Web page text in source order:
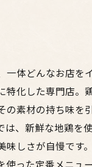
一体どんなお店を
特化した専門店。
の素材の持ち味を
は、新鮮な地鶏を
味しさが自慢です
使った定番メニュ